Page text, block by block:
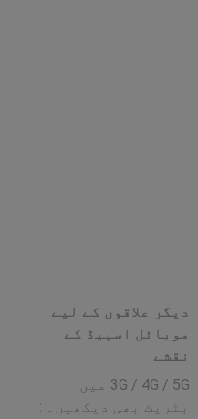
دیگر علاقوں کے لیے
موبائل اسپیڈ کے
نقشے
3G / 4G / 5G میں
بٹریٹ بھی دیکھیں۔ :